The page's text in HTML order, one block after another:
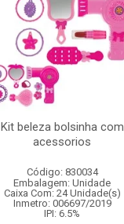
Kit beleza bolsinha com
acessorios
Código: 830034
Embalagem: Unidade
Caixa Com: 24 Unidade(s)
Inmetro: 006697/2019
IPI: 6.5%